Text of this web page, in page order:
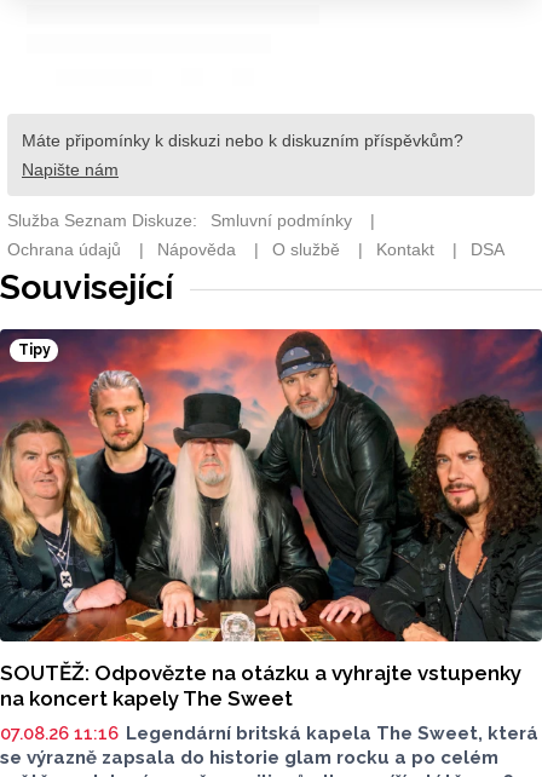
Související
Tipy
SOUTĚŽ: Odpovězte na otázku a vyhrajte vstupenky
na koncert kapely The Sweet
07.08.26 11:16 Legendární britská kapela The Sweet, která
se výrazně zapsala do historie glam rocku a po celém